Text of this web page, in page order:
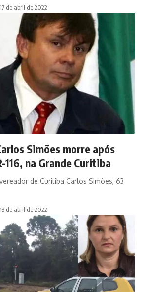
de abril de 2022
Simões morre após
116, na Grande Curitiba
de Curitiba Carlos Simões, 63
de abril de 2022